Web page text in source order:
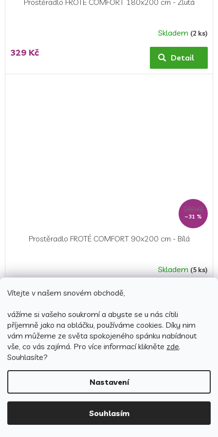
Vítejte v našem snovém obchodě,
vážíme si vašeho soukromí a abyste se u nás cítili
příjemně jako na obláčku, používáme cookies. Díky nim
vám můžeme ze světa spokojeného spánku nabídnout
vše, co vás zajímá. Pro více informací klikněte zde.
Souhlasíte?
Nastavení
Souhlasím
Prostěradlo FROTÉ COMFORT 180x200 cm - Žlutá
Skladem (2 ks)
329 Kč Detail
289 Kč
–31 %
Prostěradlo FROTÉ COMFORT 90x200 cm - Bílá
Skladem (5 ks)
199 Kč